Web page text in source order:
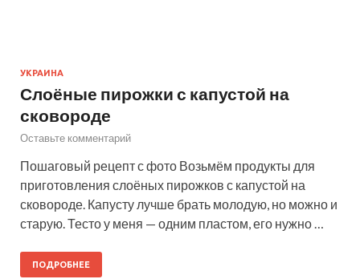
УКРАИНА
Слоёные пирожки с капустой на
сковороде
Оставьте комментарий
Пошаговый рецепт с фото Возьмём продукты для
приготовления слоёных пирожков с капустой на
сковороде. Капусту лучше брать молодую, но можно и
старую. Тесто у меня — одним пластом, его нужно …
ПОДРОБНЕЕ